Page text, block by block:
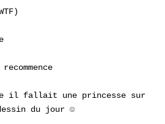
il fallait une princesse sur
du jour ☺